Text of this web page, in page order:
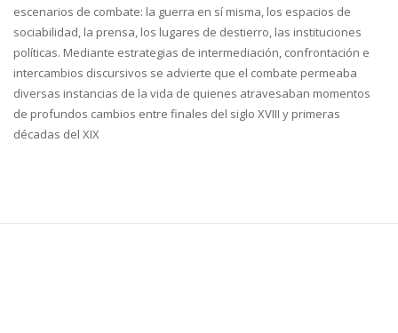
escenarios de combate: la guerra en sí misma, los espacios de
sociabilidad, la prensa, los lugares de destierro, las instituciones
políticas. Mediante estrategias de intermediación, confrontación e
intercambios discursivos se advierte que el combate permeaba
diversas instancias de la vida de quienes atravesaban momentos
de profundos cambios entre finales del siglo XVIII y primeras
décadas del XIX